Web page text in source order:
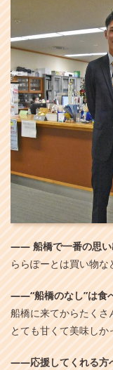
―― 船橋で一番の思
ららぽーとは買い物な
――“船橋のなし”は食
船橋に来てからたくさ
とても甘くて美味しか
――応援してくれる方